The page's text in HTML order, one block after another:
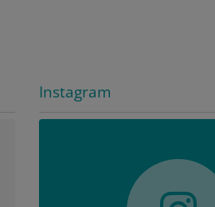
Instagram